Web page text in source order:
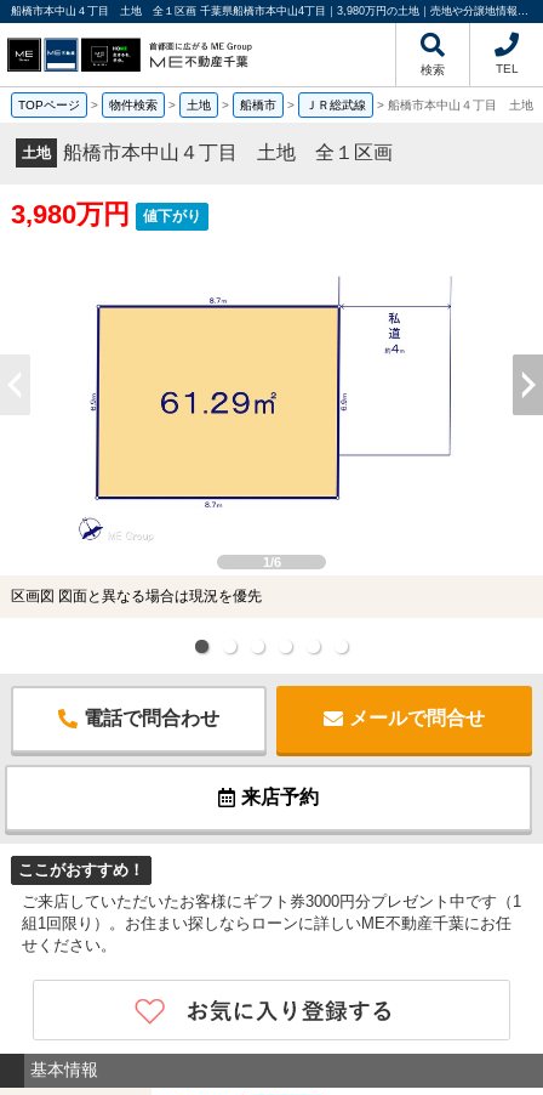
船橋市本中山４丁目 土地 全１区画 千葉県船橋市本中山4丁目｜3,980万円の土地｜売地や分譲地情報｜ME不動産千葉
検索 TEL
TOPページ > 物件検索 > 土地 > 船橋市 > ＪＲ総武線 > 船橋市本中山４丁目 土地
土地 船橋市本中山４丁目 土地 全１区画
3,980万円 値下がり
1/6
区画図 図面と異なる場合は現況を優先
電話で問合わせ メールで問合せ
来店予約
ここがおすすめ！
ご来店していただいたお客様にギフト券3000円分プレゼント中です（1
組1回限り）。お住まい探しならローンに詳しいME不動産千葉にお任
せください。
基本情報